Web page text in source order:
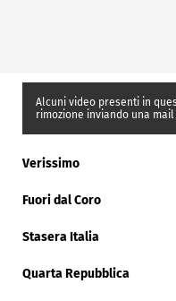
Alcuni video presenti in
rimozione inviando una mail
Verissimo
Fuori dal Coro
Stasera Italia
Quarta Repubblica